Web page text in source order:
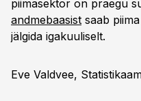
piimasektor on praegu
andmebaasist saab
jälgida igakuuliselt.
Eve Valdvee,